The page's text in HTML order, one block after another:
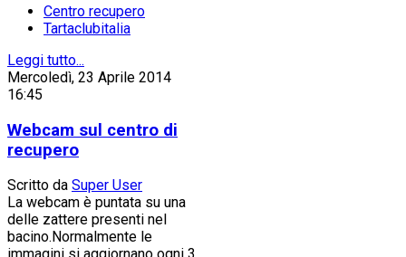
Centro recupero
Tartaclubitalia
Leggi tutto...
Mercoledì, 23 Aprile 2014
16:45
Webcam sul centro di
recupero
Scritto da Super User
La webcam è puntata su una
delle zattere presenti nel
bacino.Normalmente le